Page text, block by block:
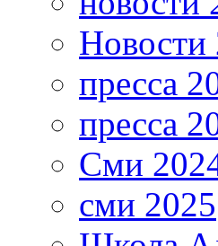
Новости
пресса
пресса
Сми
сми 2025